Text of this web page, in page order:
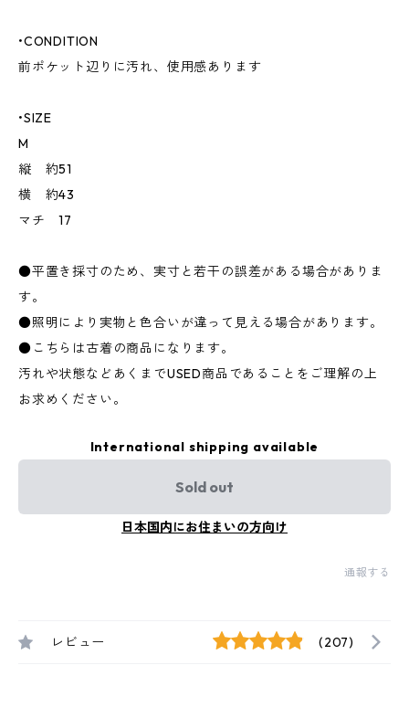
•CONDITION
前ポケット辺りに汚れ、使用感あります
•SIZE
M
縦 約51
横 約43
マチ 17
●平置き採寸のため、実寸と若干の誤差がある場合がありま
す。
●照明により実物と色合いが違って見える場合があります。
●こちらは古着の商品になります。
汚れや状態などあくまでUSED商品であることをご理解の上
お求めください。
International shipping available
Sold out
日本国内にお住まいの方向け
通報する
レビュー (207)